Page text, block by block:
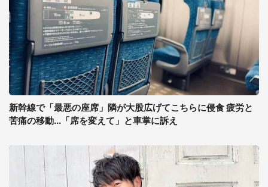
新幹線で「最悪の座席」隣が大股広げてこちらに侵食 疲労と
苦痛の移動...「席を変えて」と車掌に訴え